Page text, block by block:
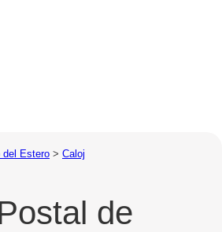
del Estero > Caloj
de